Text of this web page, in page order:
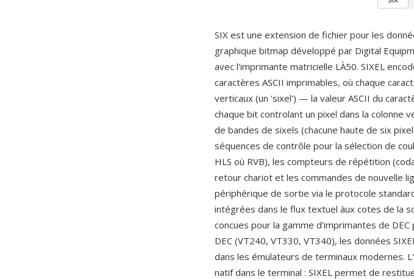
SIX est une extension de fichier pour les
graphique bitmap développé par Digital
avec l'imprimante matricielle LÀ50. SIXEL
caractères ASCII imprimables, où chaque
verticaux (un 'sixel') — la valeur ASCII du
chaque bit controlant un pixel dans la colonne
de bandes de sixels (chacune haute de six
séquences de contrôle pour la sélection de
HLS où RVB), les compteurs de répétition
retour chariot et les commandes de nouvelle
périphérique de sortie via le protocole
intégrées dans le flux textuel àux cotes de la
concues pour la gamme d'imprimantes de
DEC (VT240, VT330, VT340), les données
dans les émulateurs de terminaux modernes.
natif dans le terminal : SIXEL permet de